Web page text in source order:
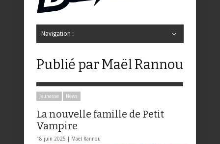
Navigation :
Publié par Maël Rannou
Jeunesse News
La nouvelle famille de Petit
Vampire
18 juin 2025 | Maël Rannou